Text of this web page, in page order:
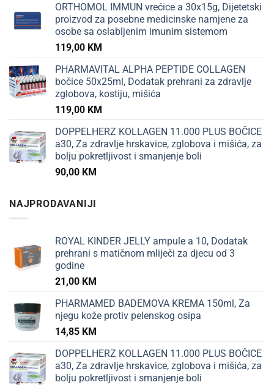
ORTHOMOL IMMUN vrećice a 30x15g, Dijetetski
proizvod za posebne medicinske namjene za
osobe sa oslabljenim imunim sistemom
119,00 KM
PHARMAVITAL ALPHA PEPTIDE COLLAGEN
bočice 50x25ml, Dodatak prehrani za zdravlje
zglobova, kostiju, mišića
119,00 KM
DOPPELHERZ KOLLAGEN 11.000 PLUS BOČICE
a30, Za zdravlje hrskavice, zglobova i mišića, za
bolju pokretljivost i smanjenje boli
90,00 KM
NAJPRODAVANIJI
ROYAL KINDER JELLY ampule a 10, Dodatak
prehrani s matičnom mliječi za djecu od 3
godine
21,00 KM
PHARMAMED BADEMOVA KREMA 150ml, Za
njegu kože protiv pelenskog osipa
14,85 KM
DOPPELHERZ KOLLAGEN 11.000 PLUS BOČICE
a30, Za zdravlje hrskavice, zglobova i mišića, za
bolju pokretljivost i smanjenje boli